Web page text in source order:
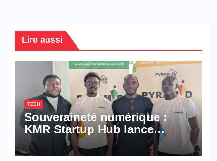
Lire aussi
TECH
Souveraineté numérique :
KMR Startup Hub lance
Pyramid Browser et Pyramid
Mail, deux solutions